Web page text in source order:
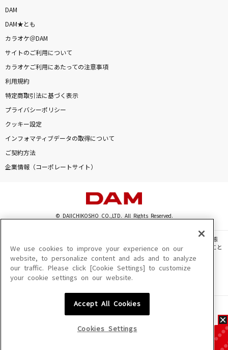
DAM
DAM★とも
カラオケ＠DAM
サイトのご利用について
カラオケご利用にあたっての注意事項
利用規約
特定商取引法に基づく表示
プライバシーポリシー
クッキー設定
インフォマティブデータの取得について
ご契約方法
企業情報（コーポレートサイト）
© DAIICHIKOSHO CO.,LTD. All Rights Reserved.
このサイトに掲載されている一切の文章・画像・写真・動画・音声等を、手段や形態
を問わず、著作権法の定める範囲を超えて無断で複製、転載、ファイル化などすること
を禁じます。
楽曲及びコンテンツは、機種によりご利用いただけない場合があります。
楽曲及びコンテンツの配信日、配信内容が変更になる場合があります。
We use cookies to improve your experience on our
website, to personalize content and ads and to analyze
our traffic. Please click [Cookie Settings] to customize
your cookie settings on our website.
Accept All Cookies
Cookies Settings